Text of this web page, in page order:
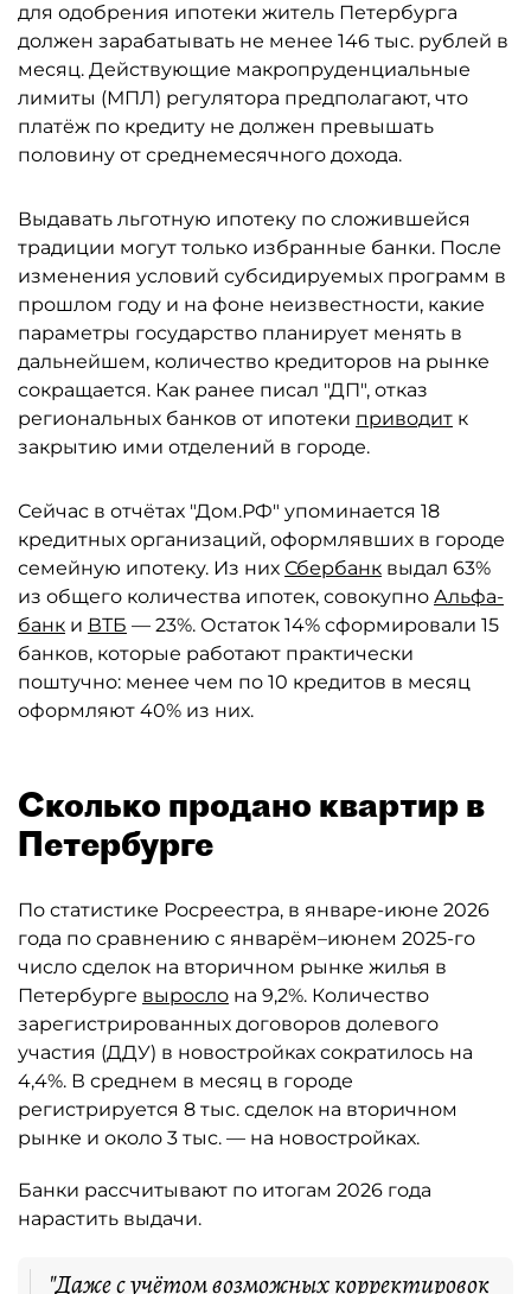
для одобрения ипотеки житель Петербурга
должен зарабатывать не менее 146 тыс. рублей в
месяц. Действующие макропруденциальные
лимиты (МПЛ) регулятора предполагают, что
платёж по кредиту не должен превышать
половину от среднемесячного дохода.
Выдавать льготную ипотеку по сложившейся
традиции могут только избранные банки. После
изменения условий субсидируемых программ в
прошлом году и на фоне неизвестности, какие
параметры государство планирует менять в
дальнейшем, количество кредиторов на рынке
сокращается. Как ранее писал "ДП", отказ
региональных банков от ипотеки приводит к
закрытию ими отделений в городе.
Сейчас в отчётах "Дом.РФ" упоминается 18
кредитных организаций, оформлявших в городе
семейную ипотеку. Из них Сбербанк выдал 63%
из общего количества ипотек, совокупно Альфа-
банк и ВТБ — 23%. Остаток 14% сформировали 15
банков, которые работают практически
поштучно: менее чем по 10 кредитов в месяц
оформляют 40% из них.
Сколько продано квартир в
Петербурге
По статистике Росреестра, в январе-июне 2026
года по сравнению с январём–июнем 2025-го
число сделок на вторичном рынке жилья в
Петербурге выросло на 9,2%. Количество
зарегистрированных договоров долевого
участия (ДДУ) в новостройках сократилось на
4,4%. В среднем в месяц в городе
регистрируется 8 тыс. сделок на вторичном
рынке и около 3 тыс. — на новостройках.
Банки рассчитывают по итогам 2026 года
нарастить выдачи.
"Даже с учётом возможных корректировок